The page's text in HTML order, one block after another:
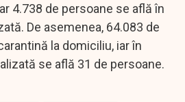
4.738 de persoane se află în
De asemenea, 64.083 de
la domiciliu, iar în
se află 31 de persoane.